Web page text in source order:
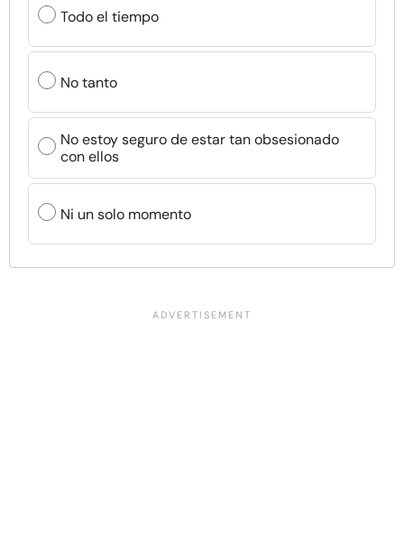
Todo el tiempo
No tanto
No estoy seguro de estar tan obsesionado
con ellos
Ni un solo momento